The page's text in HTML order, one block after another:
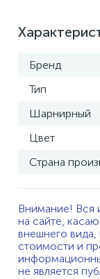
Бренд
Тип
Шарнирный
Цвет
Страна
Внимание! Вся
на сайте,
внешнего вида,
стоимости и
не является